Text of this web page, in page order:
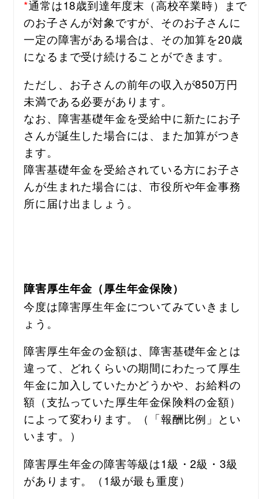
*通常は18歳到達年度末（高校卒業時）まで
のお子さんが対象ですが、そのお子さんに
一定の障害がある場合は、その加算を20歳
になるまで受け続けることができます。
ただし、お子さんの前年の収入が850万円
未満である必要があります。
なお、障害基礎年金を受給中に新たにお子
さんが誕生した場合には、また加算がつき
ます。
障害基礎年金を受給されている方にお子さ
んが生まれた場合には、市役所や年金事務
所に届け出ましょう。
障害厚生年金（厚生年金保険）
今度は障害厚生年金についてみていきまし
ょう。
障害厚生年金の金額は、障害基礎年金とは
違って、どれくらいの期間にわたって厚生
年金に加入していたかどうかや、お給料の
額（支払っていた厚生年金保険料の金額）
によって変わります。（「報酬比例」とい
います。）
障害厚生年金の障害等級は1級・2級・3級
があります。（1級が最も重度）